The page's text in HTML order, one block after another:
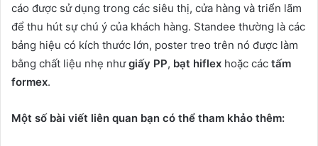
cáo được sử dụng trong các siêu thị, cửa hàng và triển lãm
để thu hút sự chú ý của khách hàng. Standee thường là các
bảng hiệu có kích thước lớn, poster treo trên nó được làm
bằng chất liệu nhẹ nhưgiấy PP, bạt hiflex hoặc các tấm
formex.
Một số bài viết liên quan bạn có thể tham khảo thêm: